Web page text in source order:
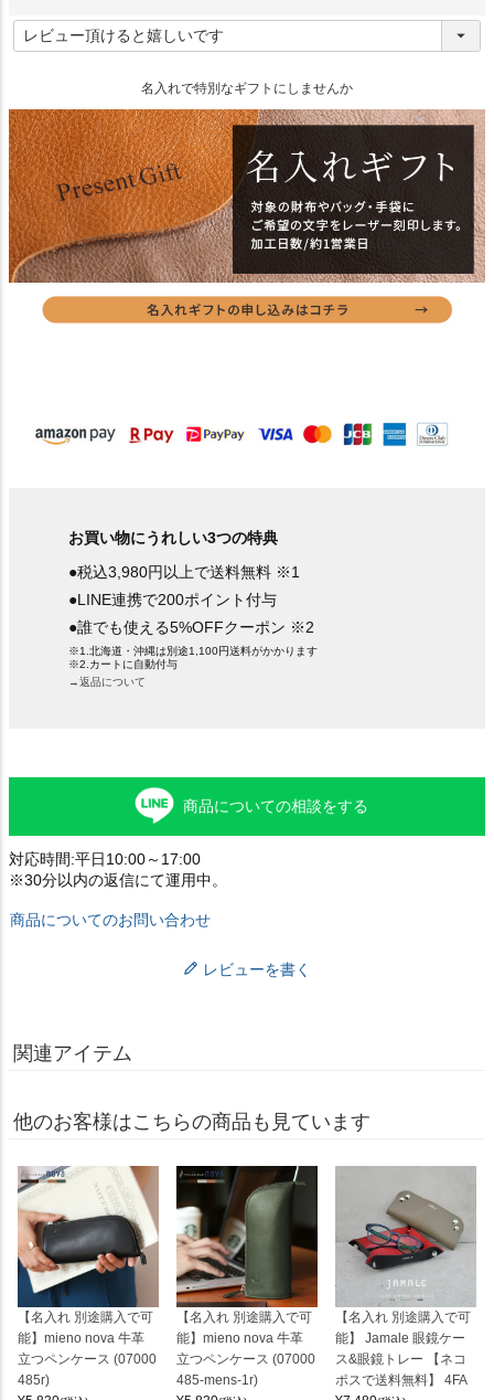
必
須
名入れで特別なギフトにしませんか
お買い物にうれしい3つの特典
●税込3,980円以上で送料無料 ※1
●LINE連携で200ポイント付与
●誰でも使える5%OFFクーポン ※2
※1.北海道・沖縄は別途1,100円送料がかかります
※2.カートに自動付与
→返品について
商品についての相談をする
対応時間:平日10:00～17:00
※30分以内の返信にて運用中。
商品についてのお問い合わせ
レビューを書く
関連アイテム
他のお客様はこちらの商品も見ています
【名入れ 別途購入で可
能】mieno nova 牛革
立つペンケース (07000
485r)
【名入れ 別途購入で可
能】mieno nova 牛革
立つペンケース (07000
485-mens-1r)
【名入れ 別途購入で可
能】 Jamale 眼鏡ケー
ス&眼鏡トレー 【ネコ
ポスで送料無料】 4FA